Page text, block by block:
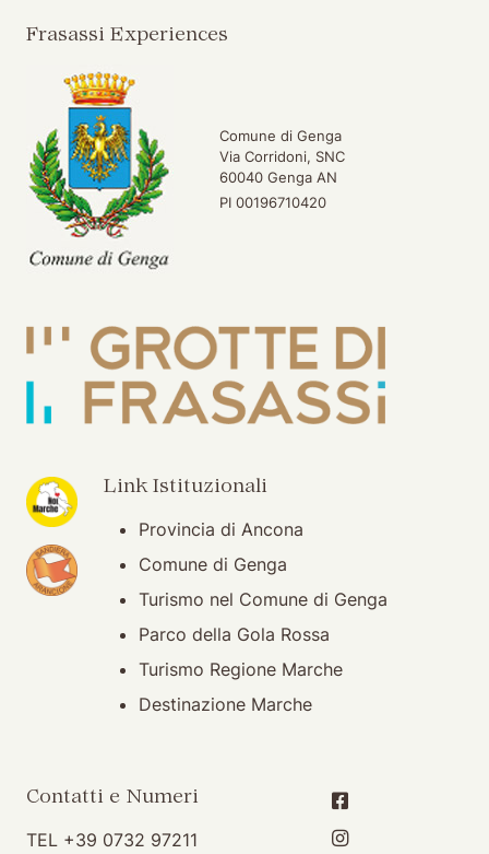
Frasassi Experiences
Comune di Genga
Via Corridoni, SNC
60040 Genga AN
PI 00196710420
(apertura su nuova finestra)
(apertura su nuova finestra)
Link Istituzionali
Provincia di Ancona
Comune di Genga
Turismo nel Comune di Genga
Parco della Gola Rossa
Turismo Regione Marche
Destinazione Marche
Contatti e Numeri
TEL +39 0732 97211